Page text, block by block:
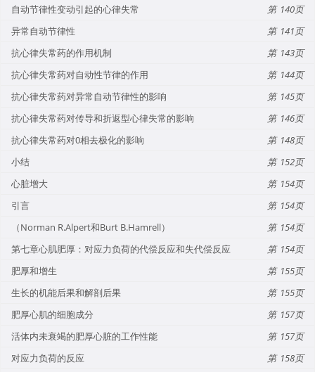
自动节律性变动引起的心律失常
140
异常自动节律性
141
抗心律失常药的作用机制
143
抗心律失常药对自动性节律的作用
144
抗心律失常药对异常自动节律性的影响
145
抗心律失常药对传导和折返型心律失常的影响
146
抗心律失常药对0相去极化的影响
148
小结
152
心脏增大
154
引言
154
（Norman R.Alpert和Burt B.Hamrell）
154
第七章心肌肥厚：对应力负荷的代偿反应和失代偿反应
154
肥厚和增生
155
生长的机能后果和解剖后果
155
肥厚心肌的细胞成分
157
活体内未衰竭的肥厚心脏的工作性能
157
对应力负荷的反应
158